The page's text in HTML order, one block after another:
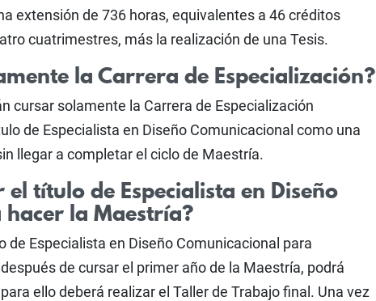
extensión de 736 horas, equivalentes a 46 créditos
cuatrimestres, más la realización de una Tesis.
la Carrera de Especialización?
cursar solamente la Carrera de Especialización
de Especialista en Diseño Comunicacional como una
llegar a completar el ciclo de Maestría.
el título de Especialista en Diseño
la Maestría?
de Especialista en Diseño Comunicacional para
de cursar el primer año de la Maestría, podrá
ello deberá realizar el Taller de Trabajo final. Una vez